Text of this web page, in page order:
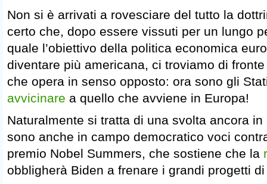
Non si è arrivati a rovesciare del tutto la
certo che, dopo essere vissuti per un lungo
quale l’obiettivo della politica economica
diventare più americana, ci troviamo di
che opera in senso opposto: ora sono gli
avvicinare a quello che avviene in Europa!
Naturalmente si tratta di una svolta ancora
sono anche in campo democratico voci
premio Nobel Summers, che sostiene che la
obbligherà Biden a frenare i grandi progetti